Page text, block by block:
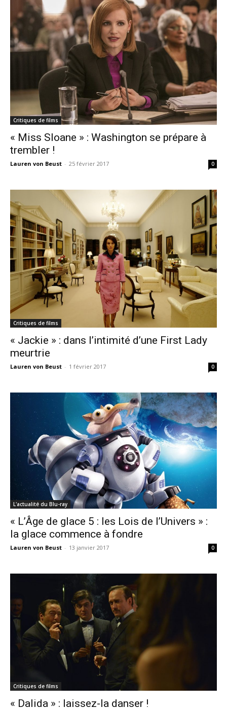
Critiques de films
« Miss Sloane » : Washington se prépare à
trembler !
Lauren von Beust - 25 février 2017 0
Critiques de films
« Jackie » : dans l’intimité d’une First Lady
meurtrie
Lauren von Beust - 1 février 2017 0
L'actualité du Blu-ray
« L’Âge de glace 5 : les Lois de l’Univers » :
la glace commence à fondre
Lauren von Beust - 13 janvier 2017 0
Critiques de films
« Dalida » : laissez-la danser !